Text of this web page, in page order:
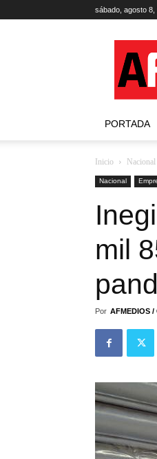
sábado, agosto 8,
PORTADA
Inicio Nacional
Nacional
mil
Por AFMEDIOS /